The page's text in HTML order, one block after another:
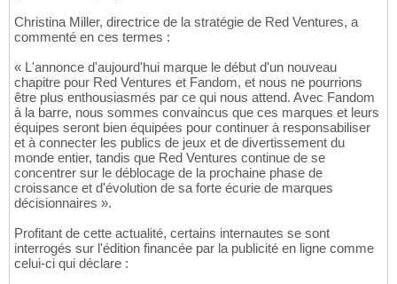
Christina Miller, directrice de la stratégie de Red Ventures, a
commenté en ces termes :
« L'annonce d'aujourd'hui marque le début d'un nouveau
chapitre pour Red Ventures et Fandom, et nous ne pourrions
être plus enthousiasmés par ce qui nous attend. Avec Fandom
à la barre, nous sommes convaincus que ces marques et leurs
équipes seront bien équipées pour continuer à responsabiliser
et à connecter les publics de jeux et de divertissement du
monde entier, tandis que Red Ventures continue de se
concentrer sur le déblocage de la prochaine phase de
croissance et d'évolution de sa forte écurie de marques
décisionnaires ».
Profitant de cette actualité, certains internautes se sont
interrogés sur l'édition financée par la publicité en ligne comme
celui-ci qui déclare :